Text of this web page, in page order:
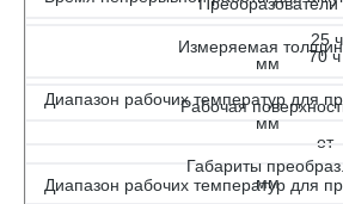
25
70 ч
Диапазон рабочих температур для
от
Диапазон рабочих температур для
Измеряемая
мм
Рабочая
мм
Габариты преобраз.,
мм